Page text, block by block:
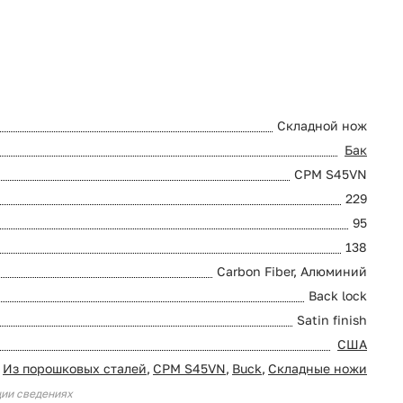
Складной нож
Бак
CPM S45VN
229
95
138
Carbon Fiber, Алюминий
Back lock
Satin finish
США
Из порошковых сталей, CPM S45VN, Buck, Складные ножи
сведениях